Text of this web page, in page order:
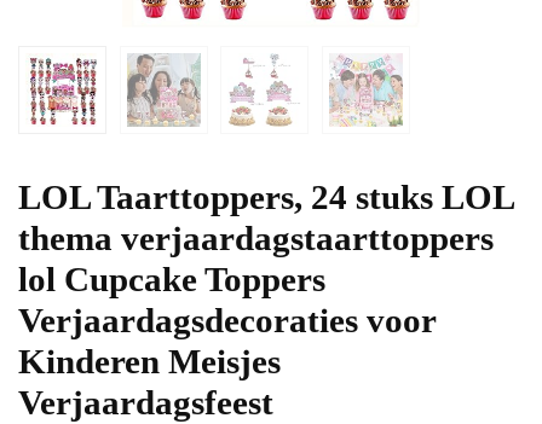
LOL Taarttoppers, 24 stuks LOL
thema verjaardagstaarttoppers
lol Cupcake Toppers
Verjaardagsdecoraties voor
Kinderen Meisjes
Verjaardagsfeest